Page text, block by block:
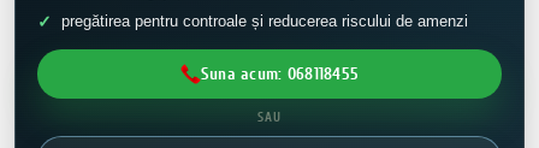
pregătirea pentru controale și reducerea riscului de amenzi
Suna acum: 068118455
SAU